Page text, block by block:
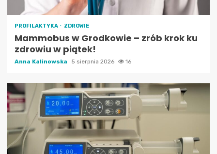
PROFILAKTYKA ZDROWIE
Mammobus w Grodkowie – zrób krok ku
zdrowiu w piątek!
Anna Kalinowska 5 sierpnia 2026 16